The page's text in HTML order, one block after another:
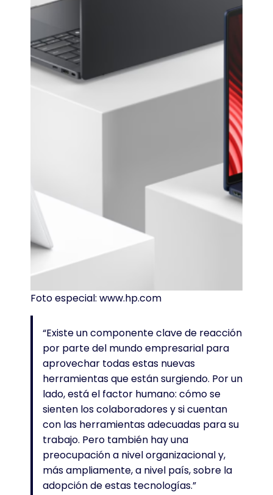
Foto especial: www.hp.com
“Existe un componente clave de reacción
por parte del mundo empresarial para
aprovechar todas estas nuevas
herramientas que están surgiendo. Por un
lado, está el factor humano: cómo se
sienten los colaboradores y si cuentan
con las herramientas adecuadas para su
trabajo. Pero también hay una
preocupación a nivel organizacional y,
más ampliamente, a nivel país, sobre la
adopción de estas tecnologías.”